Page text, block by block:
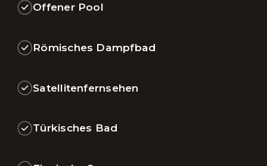
Offener Pool
Römisches Dampfbad
Satellitenfernsehen
Türkisches Bad